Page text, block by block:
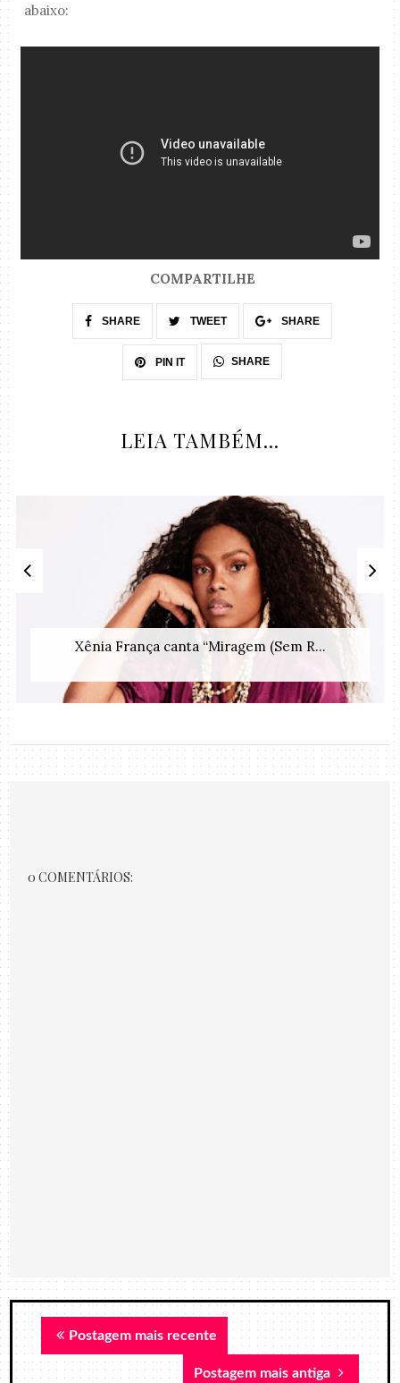
abaixo:
COMPARTILHE
SHARE TWEET SHARE
PIN IT SHARE
LEIA TAMBÉM...
Xênia França canta “Miragem (Sem R...
0 COMENTÁRIOS:
Postagem mais recente
Postagem mais antiga